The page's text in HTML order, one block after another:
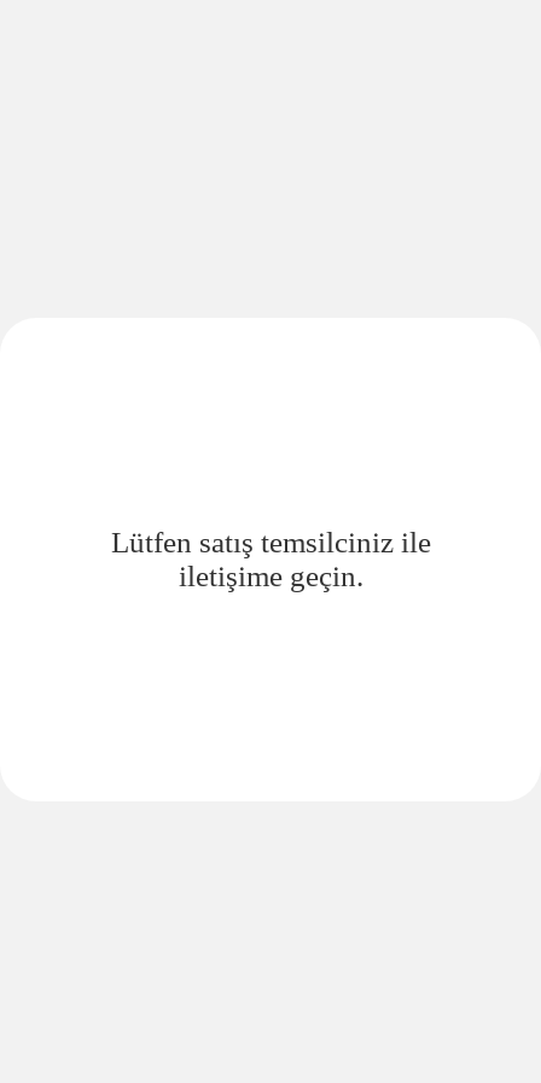
Lütfen satış temsilciniz ile
iletişime geçin.